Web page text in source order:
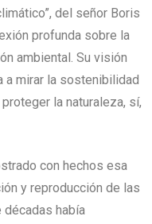
del señor Boris
profunda sobre la
ambiental. Su visión
a mirar la sostenibilidad
la naturaleza, sí,
con hechos esa
y reproducción de las
décadas había